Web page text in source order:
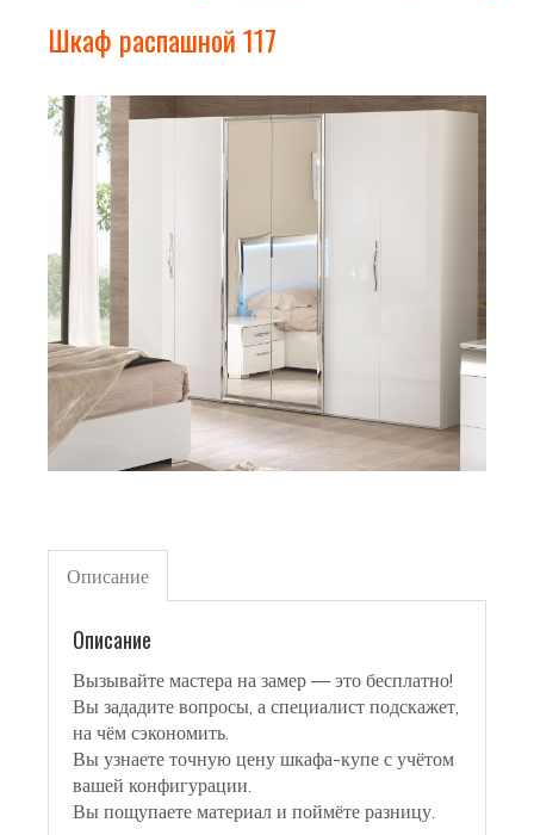
Шкаф распашной 117
Описание
Описание
Вызывайте мастера на замер — это бесплатно!
Вы зададите вопросы, а специалист подскажет,
на чём сэкономить.
Вы узнаете точную цену шкафа-купе с учётом
вашей конфигурации.
Вы пощупаете материал и поймёте разницу.